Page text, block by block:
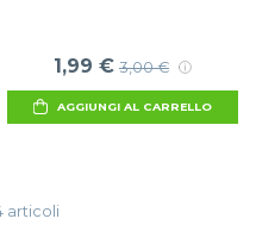
1,99 € 3,00 €
AGGIUNGI AL CARRELLO
articoli